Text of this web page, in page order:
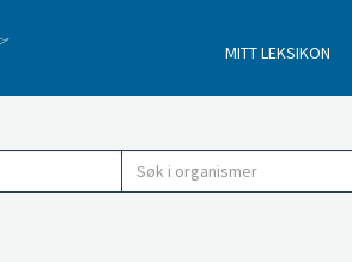
MITT LEKSIKON